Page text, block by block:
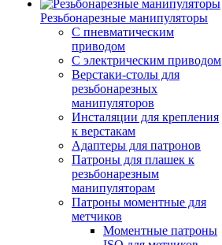
Резьбонарезные манипуляторы
С пневматическим
приводом
С электрическим приводом
Верстаки-столы для
резьбонарезных
манипуляторов
Инсталяции для крепления
к верстакам
Адаптеры для патронов
Патроны для плашек к
резьбонарезным
манипуляторам
Патроны моментные для
метчиков
Моментные патроны